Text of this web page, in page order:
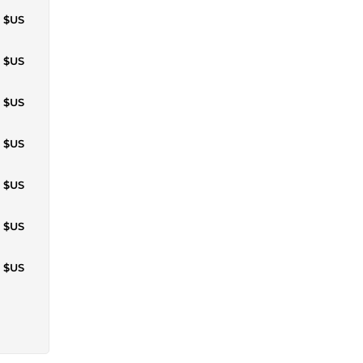
$US
$US
$US
$US